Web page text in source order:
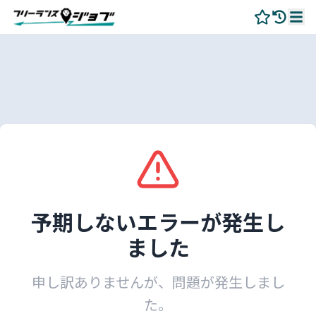
予期しないエラーが発生し
ました
申し訳ありませんが、問題が発生しまし
た。